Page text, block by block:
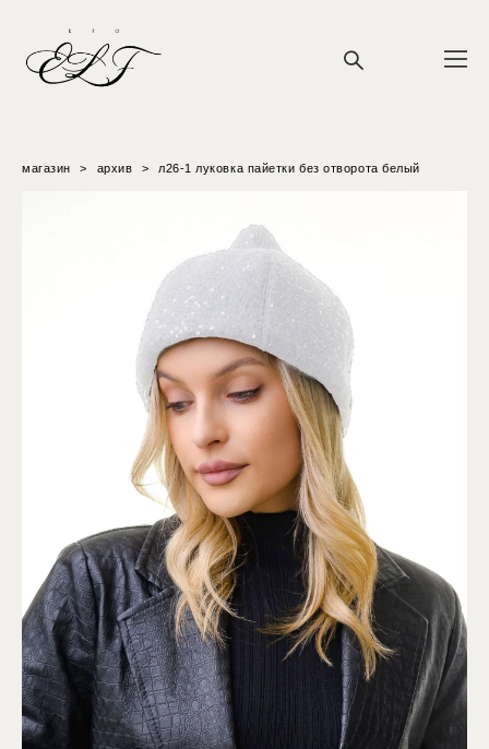
магазин > архив > л26-1 луковка пайетки без отворота белый